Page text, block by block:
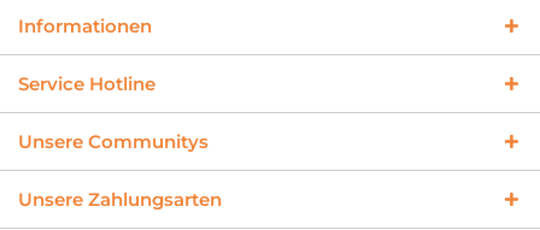
Informationen
Service Hotline
Unsere Communitys
Unsere Zahlungsarten